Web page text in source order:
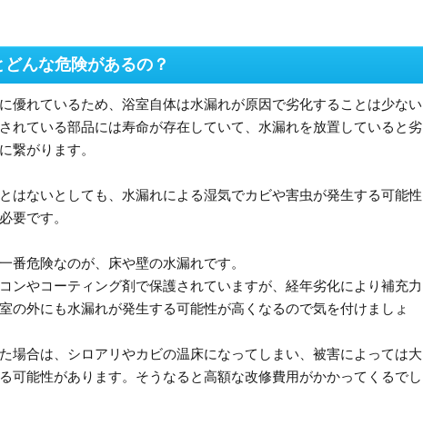
んな危険があるの？
優れているため、浴室自体は水漏れが原因で劣化することは少ない
れている部品には寿命が存在していて、水漏れを放置していると劣
繋がります。
はないとしても、水漏れによる湿気でカビや害虫が発生する可能性
要です。
番危険なのが、床や壁の水漏れです。
ンやコーティング剤で保護されていますが、経年劣化により補充力
の外にも水漏れが発生する可能性が高くなるので気を付けましょ
場合は、シロアリやカビの温床になってしまい、被害によっては大
可能性があります。そうなると高額な改修費用がかかってくるでし